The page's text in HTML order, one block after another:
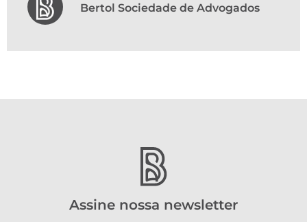
Bertol Sociedade de Advogados
Assine nossa newsletter